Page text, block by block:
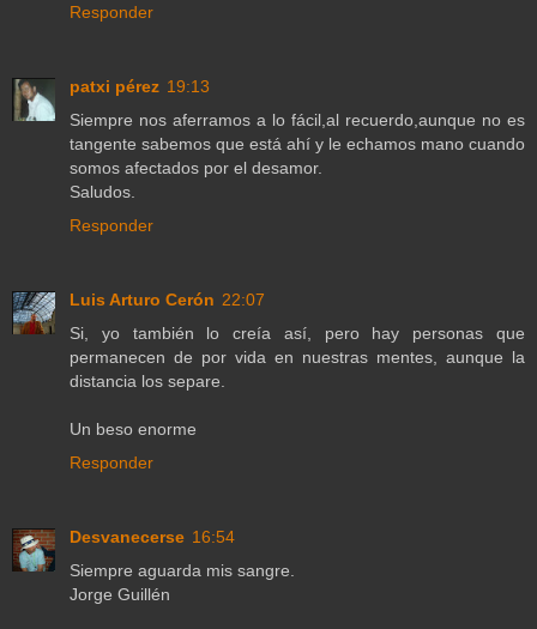
Responder
patxi pérez 19:13
Siempre nos aferramos a lo fácil,al recuerdo,aunque no es
tangente sabemos que está ahí y le echamos mano cuando
somos afectados por el desamor.
Saludos.
Responder
Luis Arturo Cerón 22:07
Si, yo también lo creía así, pero hay personas que
permanecen de por vida en nuestras mentes, aunque la
distancia los separe.
Un beso enorme
Responder
Desvanecerse 16:54
Siempre aguarda mis sangre.
Jorge Guillén